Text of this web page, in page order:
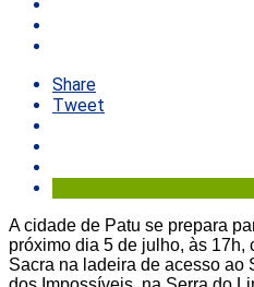
Share
Tweet
A cidade de Patu se prepara
próximo dia 5 de julho, às 17h,
Sacra na ladeira de acesso ao